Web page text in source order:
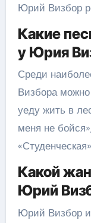
Юрий Визбор
Какие
у Юрия
Среди
Визбора
уеду жить в
меня не
Какой
Юрий
Юрий Визбор